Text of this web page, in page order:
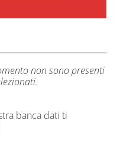
non sono presenti
banca dati ti